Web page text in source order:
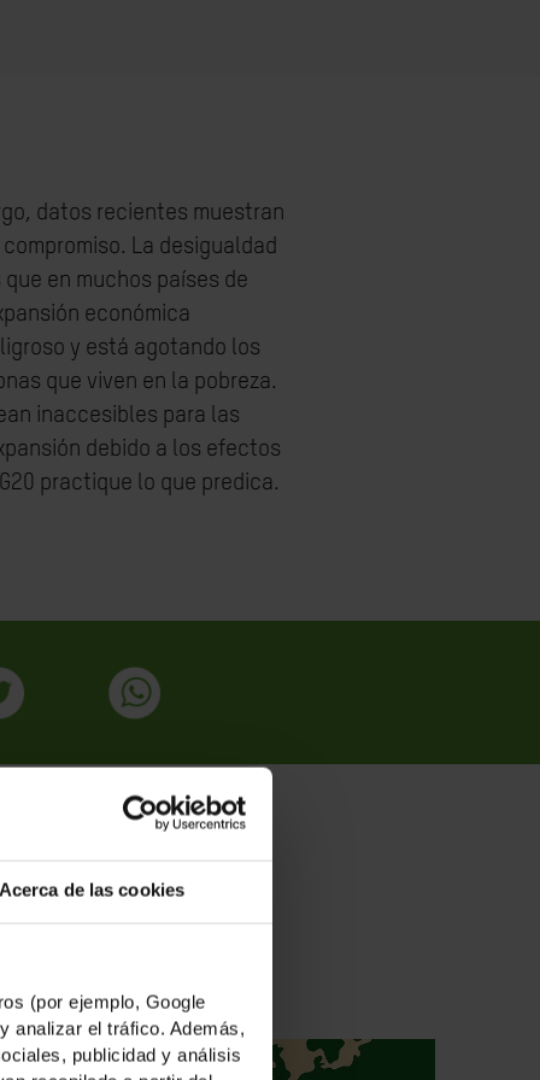
Acerca de las cookies
(por ejemplo, Google
analizar el tráfico. Además,
publicidad y análisis
datos recientes muestran
La desigualdad
en muchos países de
económica
y está agotando los
que viven en la pobreza.
inaccesibles para las
debido a los efectos
practique lo que predica.